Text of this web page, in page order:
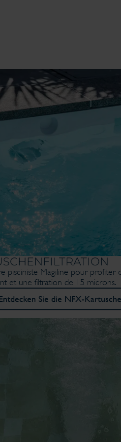
pisciniste Magiline pour profiter
et une filtration de 15 microns.
Sie die NFX-